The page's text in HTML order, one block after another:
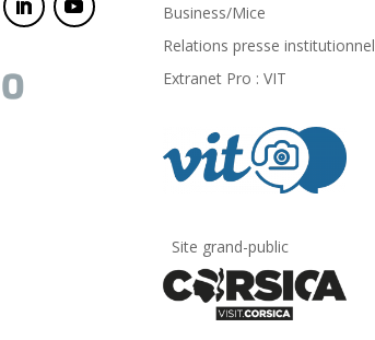
Business/Mice
Relations presse
Extranet Pro : VIT
Site grand-public